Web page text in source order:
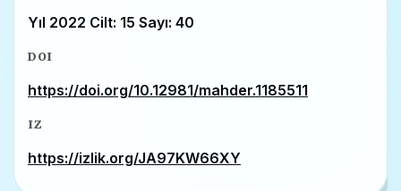
Yıl 2022 Cilt: 15 Sayı: 40
DOI
https://doi.org/10.12981/mahder.1185511
IZ
https://izlik.org/JA97KW66XY